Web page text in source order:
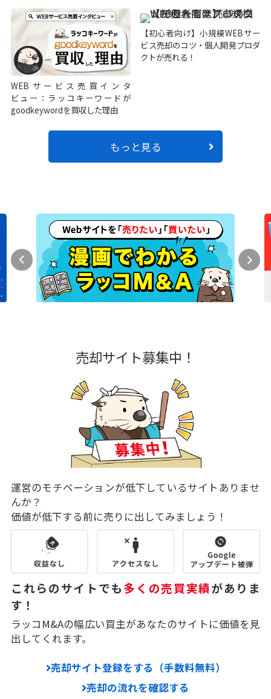
WEBサービス売買インタ
ビュー：ラッコキーワードが
goodkeywordを買収した理由
【初心者向け】小規模WEBサー
ビス売却のコツ・個人開発プロダ
クトが売れる！
もっと見る
売却サイト募集中！
運営のモチベーションが低下しているサイトありませ
んか？
価値が低下する前に売りに出してみましょう！
これらのサイトでも多くの売買実績がありま
す！
ラッコM&Aの幅広い買主があなたのサイトに価値を見
出してくれます。
売却サイト登録をする（手数料無料）
売却の流れを確認する